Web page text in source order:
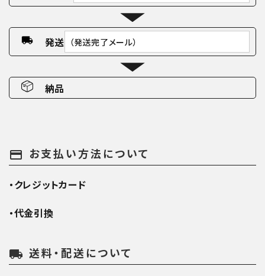
発送 （発送完了メール）
納品
payment お支払い方法について
・クレジットカード
・代金引換
local_shipping 送料・配送について